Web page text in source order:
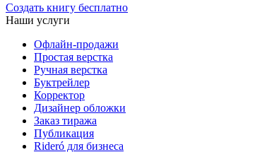
Создать книгу бесплатно
Наши услуги
Офлайн-продажи
Простая верстка
Ручная верстка
Буктрейлер
Корректор
Дизайнер обложки
Заказ тиража
Публикация
Rideró для бизнеса